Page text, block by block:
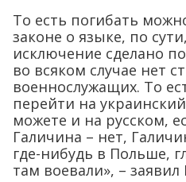
То есть погибать
законе о языке, по
исключение сделано
во всяком случае нет
военнослужащих. То
перейти на
можете и на русском,
Галичина – нет,
где-нибудь в Польше,
там воевали», –